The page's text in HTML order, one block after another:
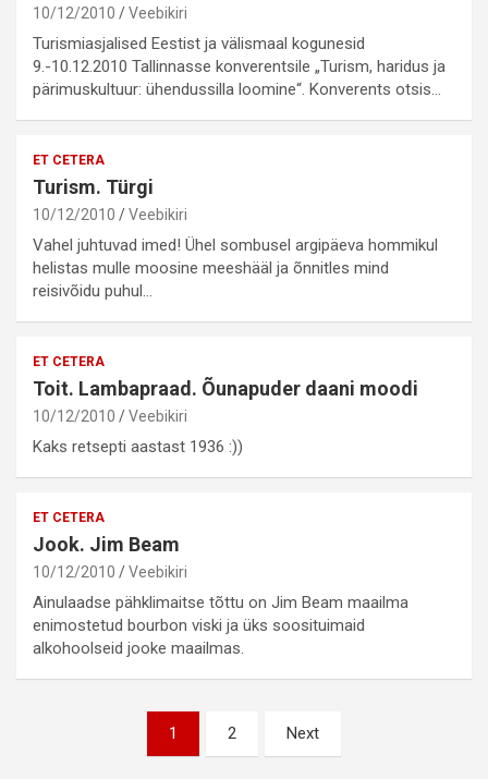
10/12/2010 Veebikiri
Turismiasjalised Eestist ja välismaal kogunesid
9.-10.12.2010 Tallinnasse konverentsile „Turism, haridus ja
pärimuskultuur: ühendussilla loomine“. Konverents otsis…
ET CETERA
Turism. Türgi
10/12/2010 Veebikiri
Vahel juhtuvad imed! Ühel sombusel argipäeva hommikul
helistas mulle moosine meeshääl ja õnnitles mind
reisivõidu puhul…
ET CETERA
Toit. Lambapraad. Õunapuder daani moodi
10/12/2010 Veebikiri
Kaks retsepti aastast 1936 :))
ET CETERA
Jook. Jim Beam
10/12/2010 Veebikiri
Ainulaadse pähklimaitse tõttu on Jim Beam maailma
enimostetud bourbon viski ja üks soosituimaid
alkohoolseid jooke maailmas.
leheküljendus
1 2 Next